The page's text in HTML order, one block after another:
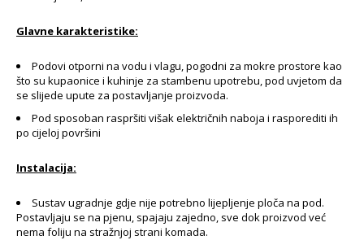
Glavne karakteristike:
Podovi otporni na vodu i vlagu, pogodni za mokre prostore kao
što su kupaonice i kuhinje za stambenu upotrebu, pod uvjetom da
se slijede upute za postavljanje proizvoda.
Pod sposoban raspršiti višak električnih naboja i rasporediti ih
po cijeloj površini
Instalacija:
Sustav ugradnje gdje nije potrebno lijepljenje ploča na pod.
Postavljaju se na pjenu, spajaju zajedno, sve dok proizvod već
nema foliju na stražnjoj strani komada.